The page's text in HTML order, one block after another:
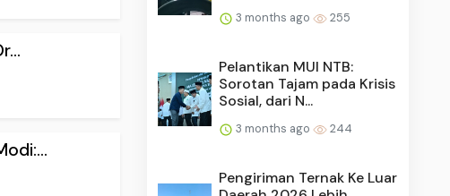
3 months ago 255
Pelantikan MUI NTB:
Sorotan Tajam pada Krisis
Sosial, dari N...
3 months ago 244
Pengiriman Ternak Ke Luar